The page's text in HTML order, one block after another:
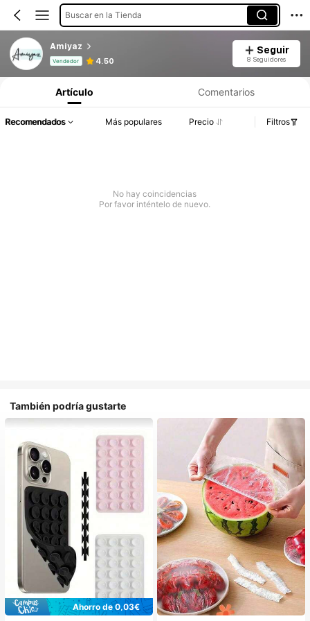
Buscar en la Tienda
Amiyaz
Vendedor 4.50
Seguir
8 Seguidores
Artículo Comentarios
Recomendados Más populares Precio Filtros
No hay coincidencias
Por favor inténtelo de nuevo.
También podría gustarte
Ahorro de 0,03€